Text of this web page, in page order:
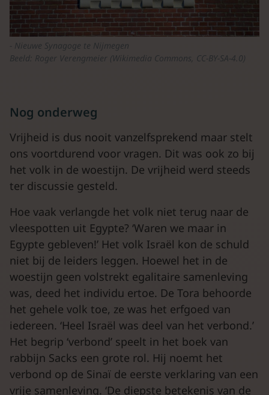
Nieuwe Synagoge te Nijmegen
Beeld: Roger Verengmeier (Wikimedia Commons, CC-BY-SA-4.0)
Nog onderweg
Vrijheid is dus nooit vanzelfsprekend maar stelt
ons voortdurend voor vragen. Dit was ook zo bij
het volk in de woestijn. De vrijheid werd steeds
ter discussie gesteld.
Hoe vaak verlangde het volk niet terug naar de
vleespotten uit Egypte? ‘Waren we maar in
Egypte gebleven!’ Het volk Israël kon de schuld
niet bij de leiders leggen. Hoewel het in de
woestijn geen volstrekt egalitaire samenleving
was, deed het individu ertoe. De Tora behoorde
het gehele volk toe, ze was het erfgoed van
iedereen. ‘Heel Israël was deel van het verbond.’
Het begrip ‘verbond’ speelt in het boek van
rabbijn Sacks een grote rol. Hij noemt het
verbond op de Sinaï de eerste verklaring van een
vrije samenleving. ‘De diepste betekenis van de